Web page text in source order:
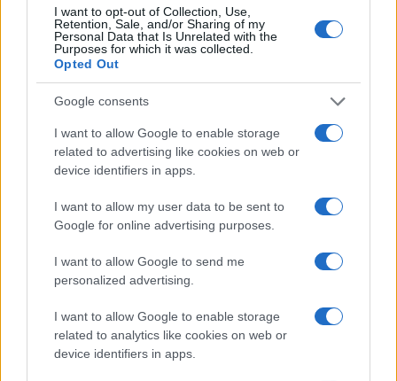
I want to opt-out of Collection, Use,
Retention, Sale, and/or Sharing of my
Personal Data that Is Unrelated with the
Purposes for which it was collected.
Opted Out
Google consents
I want to allow Google to enable storage
related to advertising like cookies on web or
device identifiers in apps.
I want to allow my user data to be sent to
Google for online advertising purposes.
I want to allow Google to send me
personalized advertising.
I want to allow Google to enable storage
related to analytics like cookies on web or
device identifiers in apps.
Controlli all’aeroporto di Olbia, sequestrati
caviale e sabbia rubata
in Europa: classifica dei 5 centri di riferimento
pe…
l’inaugurazione
Andrea Mura conquista Palau: grande
partecipazione per il suo racconto
Calangianus, allarme sul centro accoglienza
minori, Albieri: “Episodi gravissimi”